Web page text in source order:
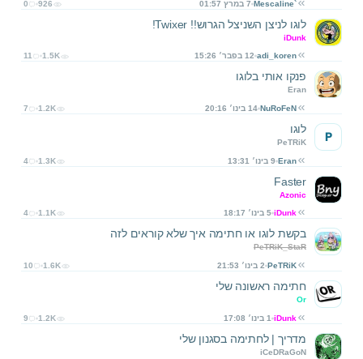
Mescaline` 7 במרץ 01:57 0 926
לוגו לניצן השניצל הגרוש!! Twixer!
iDunk
adi_koren 12 בפבר׳ 15:26 11 1.5K
פנקו אותי בלוגו
Eran
NuRoFeN 14 בינו׳ 20:16 7 1.2K
לוגו
PeTRiK
Eran 9 בינו׳ 13:31 4 1.3K
P
Faster
Azonic
iDunk 5 בינו׳ 18:17 4 1.1K
בקשת לוגו או חתימה איך שלא קוראים לזה
PeTRiK_StaR
PeTRiK 2 בינו׳ 21:53 10 1.6K
חתימה ראשונה שלי
Or
iDunk 1 בינו׳ 17:08 9 1.2K
מדריך | לחתימה בסגנון שלי
iCeDRaGoN